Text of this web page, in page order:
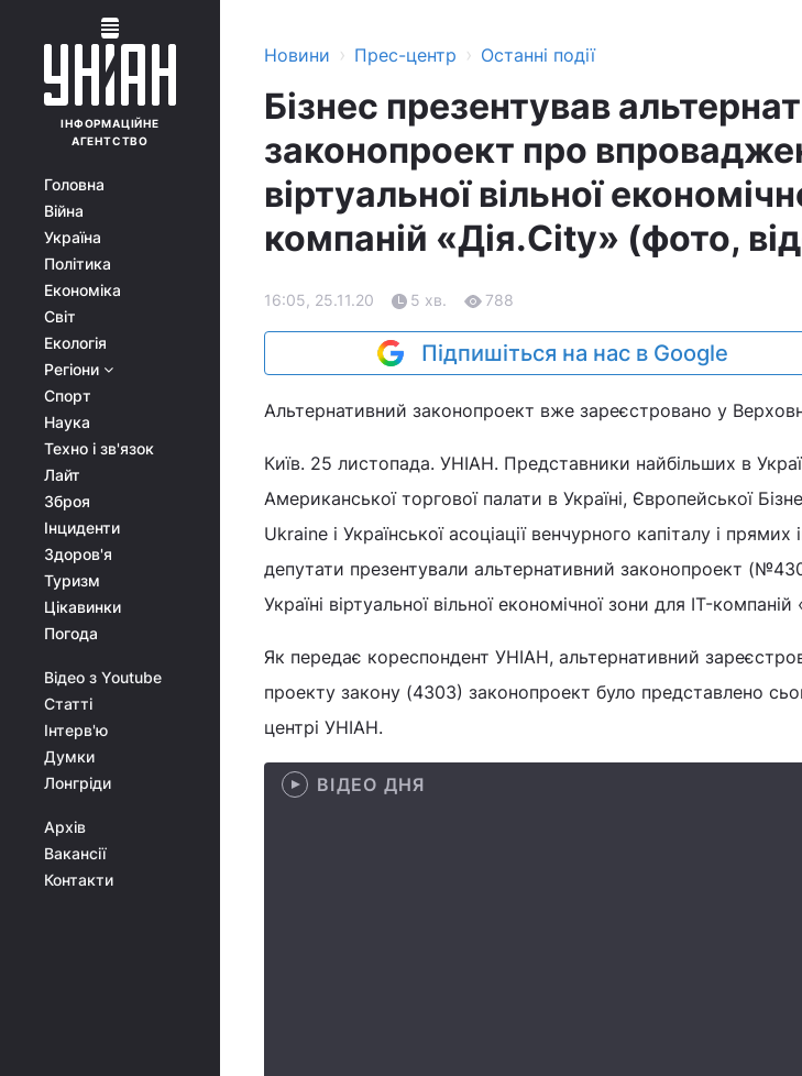
ІНФОРМАЦІЙНЕ
АГЕНТСТВО
Головна
Війна
Україна
Політика
Економіка
Світ
Екологія
Регіони
Спорт
Наука
Техно і зв'язок
Лайт
Зброя
Інциденти
Здоров'я
Туризм
Цікавинки
Погода
Відео з Youtube
Статті
Інтерв'ю
Думки
Лонгріди
Архів
Вакансії
Контакти
Новини › Прес-центр › Останні події
Бізнес презентував
законопроект про
віртуальної вільної
компаній «Дія.City» (фото,
16:05, 25.11.20 5 хв. 788
Підпишіться на нас в Google
Альтернативний законопроект вже зареєстровано у
Київ. 25 листопада. УНІАН. Представники найбільших в
Американської торгової палати в Україні, Європейської
Ukraine і Української асоціації венчурного капіталу і
депутати презентували альтернативний законопроект
Україні віртуальної вільної економічної зони для IT-компаній
Як передає кореспондент УНІАН, альтернативний
проекту закону (4303) законопроект було представлено
центрі УНІАН.
ВІДЕО ДНЯ